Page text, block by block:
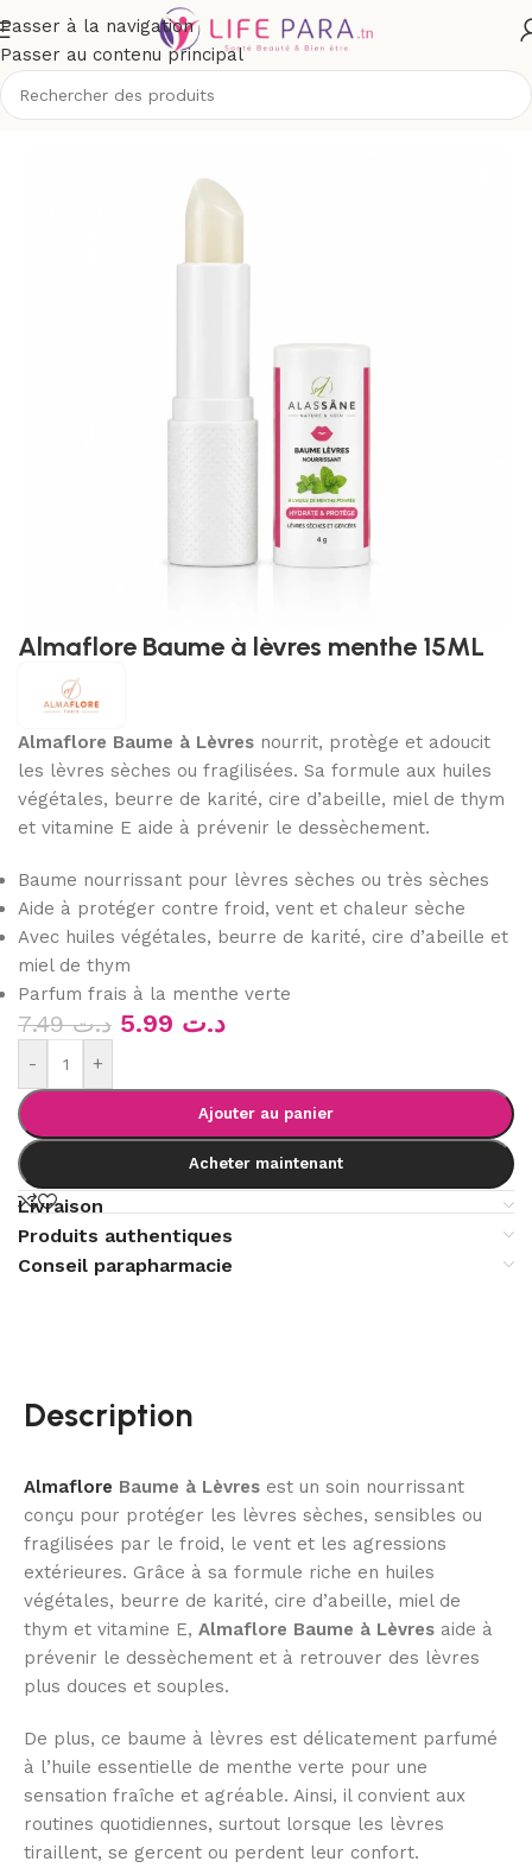
Passer à la navigation
Passer au contenu principal
/Yeux et lèvres/Sticks baumes lèvres et réparateurs
Almaflore Baume à lèvres menthe 15ML
Almaflore Baume à Lèvres nourrit, protège et adoucit
les lèvres sèches ou fragilisées. Sa formule aux huiles
végétales, beurre de karité, cire d’abeille, miel de thym
et vitamine E aide à prévenir le dessèchement.
Baume nourrissant pour lèvres sèches ou très sèches
Aide à protéger contre froid, vent et chaleur sèche
Avec huiles végétales, beurre de karité, cire d’abeille et
miel de thym
Parfum frais à la menthe verte
د.ت7.49 د.ت
- +
Ajouter au panier
Acheter maintenant
Livraison
Produits authentiques
Conseil parapharmacie
Description
Almaflore Baume à Lèvres est un soin nourrissant
conçu pour protéger les lèvres sèches, sensibles ou
fragilisées par le froid, le vent et les agressions
extérieures. Grâce à sa formule riche en huiles
végétales, beurre de karité, cire d’abeille, miel de
thym et vitamine E, Almaflore Baume à Lèvres aide à
prévenir le dessèchement et à retrouver des lèvres
plus douces et souples.
De plus, ce baume à lèvres est délicatement parfumé
à l’huile essentielle de menthe verte pour une
sensation fraîche et agréable. Ainsi, il convient aux
routines quotidiennes, surtout lorsque les lèvres
tiraillent, se gercent ou perdent leur confort.